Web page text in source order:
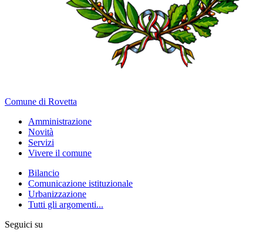
Comune di Rovetta
Amministrazione
Novità
Servizi
Vivere il comune
Bilancio
Comunicazione istituzionale
Urbanizzazione
Tutti gli argomenti...
Seguici su